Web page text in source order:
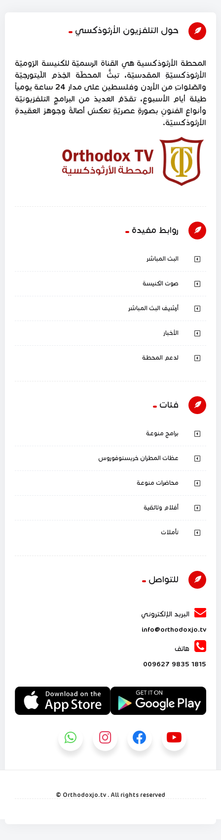
حول التلفزيون الأرثوذكسي
المحطة الأرثوذكسية هي القناة الرسميّة للكنيسة الرّوميّة
الأرثوذكسيّةِ المقدسيّة، تبثُّ المحطّة الخِدَم اللّيتورجيّة
والصّلواتِ من الأردن وفلسطين على مدار 24 ساعة يومياً
طيلة أيام الأسبوع، تقدّمُ العديدَ من البرامجِ التلفزيونيّة
وأنواعِ الفنونِ بصورةِ عصريّةِ تعكسُ أصالةَ وجوهرَ العقيدةِ
الأرثوذكسيّة.
روابط مفيدة
البث المباشر
صوت الكنيسة
أرشيف البث المباشر
الأخبار
لدعم المحطة
فئات
برامج منوعة
عظات المطران خريستوفوروس
محاضرات منوعة
أفلام وثائقية
تأملات
للتواصل
البريد الإلكتروني
info@orthodoxjo.tv
هاتف
1815 9835 009627
Orthodoxjo.tv . All rights reserved ©